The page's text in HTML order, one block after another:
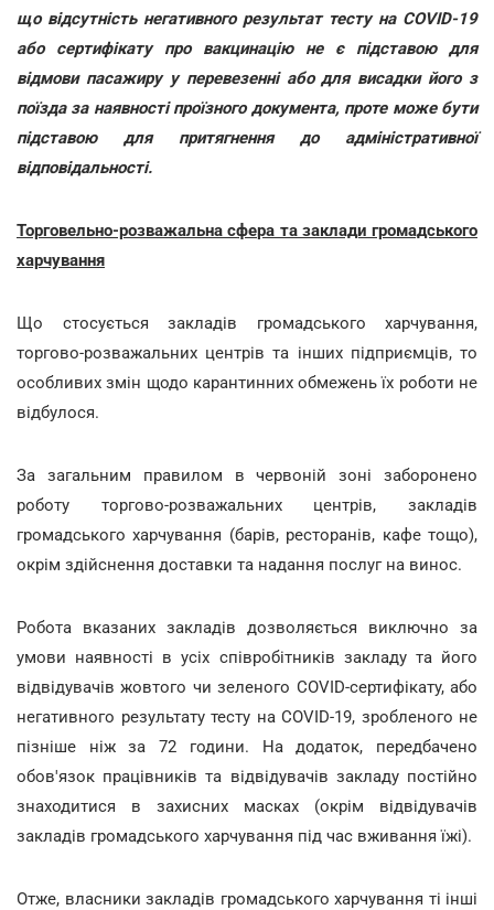
що відсутність негативного результат тесту на COVID-19
або сертифікату про вакцинацію не є підставою для
відмови пасажиру у перевезенні або для висадки його з
поїзда за наявності проїзного документа, проте може бути
підставою для притягнення до адміністративної
відповідальності.
Торговельно-розважальна сфера та заклади громадського
харчування
Що стосується закладів громадського харчування,
торгово-розважальних центрів та інших підприємців, то
особливих змін щодо карантинних обмежень їх роботи не
відбулося.
За загальним правилом в червоній зоні заборонено
роботу торгово-розважальних центрів, закладів
громадського харчування (барів, ресторанів, кафе тощо),
окрім здійснення доставки та надання послуг на винос.
Робота вказаних закладів дозволяється виключно за
умови наявності в усіх співробітників закладу та його
відвідувачів жовтого чи зеленого COVID-сертифікату, або
негативного результату тесту на COVID-19, зробленого не
пізніше ніж за 72 години. На додаток, передбачено
обов'язок працівників та відвідувачів закладу постійно
знаходитися в захисних масках (окрім відвідувачів
закладів громадського харчування під час вживання їжі).
Отже, власники закладів громадського харчування ті інші